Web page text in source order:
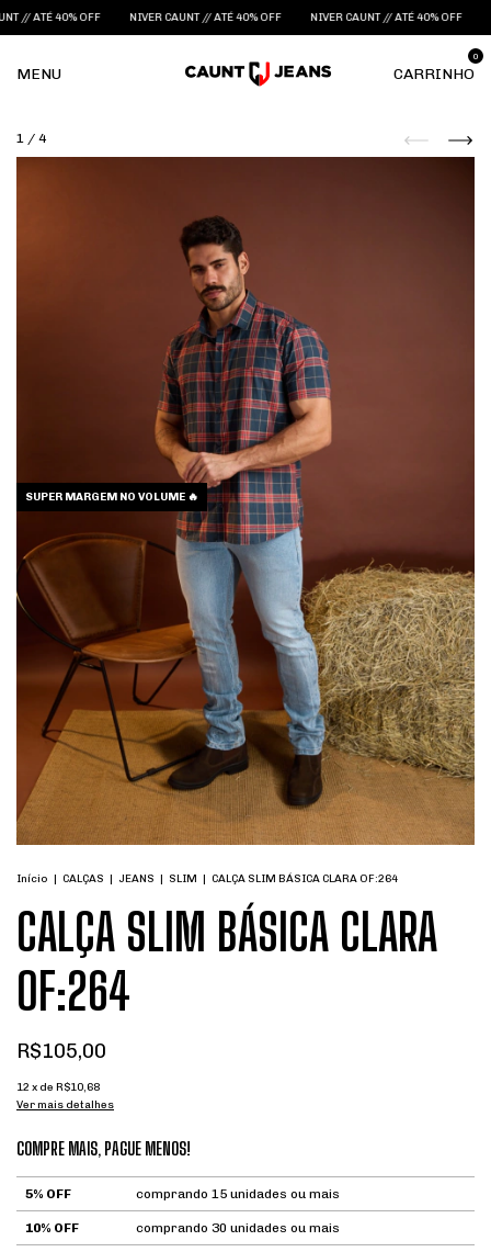
ATÉ 40% OFF NIVER CAUNT // ATÉ 40% OFF NIVER CAUNT // ATÉ 40% OFF
MENU CARRINHO
0
1 / 4
SUPER MARGEM NO VOLUME 🔥
Início | CALÇAS | JEANS | SLIM | CALÇA SLIM BÁSICA CLARA OF:264
CALÇA SLIM BÁSICA CLARA
OF:264
R$105,00
12 x de R$10,68
Ver mais detalhes
COMPRE MAIS, PAGUE MENOS!
5% OFF comprando 15 unidades ou mais
10% OFF comprando 30 unidades ou mais